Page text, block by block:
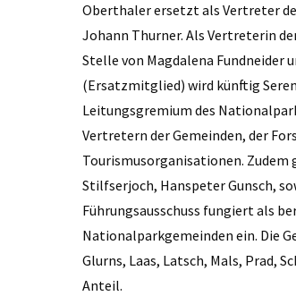
Oberthaler ersetzt als Vertreter
Johann Thurner. Als Vertreterin
Stelle von Magdalena Fundneider
(Ersatzmitglied) wird künftig
Leitungsgremium des
Vertretern der Gemeinden, der
Tourismusorganisationen.
Stilfserjoch, Hanspeter Gunsch,
Führungsausschuss fungiert als
Nationalparkgemeinden ein. Die
Glurns, Laas, Latsch, Mals, Prad,
Anteil.